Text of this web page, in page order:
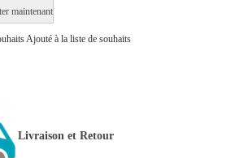
maintenant
Ajouté à la liste de souhaits
Livraison et Retour